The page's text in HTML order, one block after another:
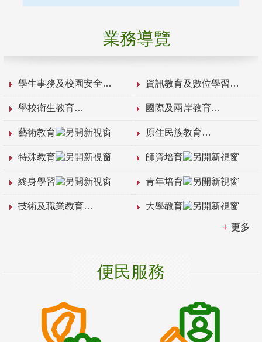
業務導覽
學生事務及校園安全 資訊教育及數位學習
學校衛生教育 國際及兩岸教育
藝術教育 原住民族教育
特殊教育 師資培育
終身學習 青年培育
技術及職業教育 大學教育
更多
便民服務